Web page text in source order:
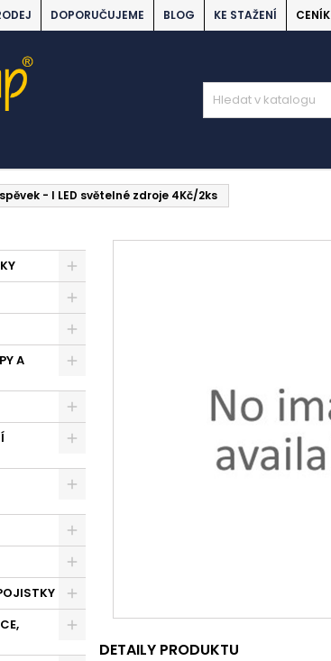
DOPORUČUJEME BLOG KE STAŽENÍ CENÍK
- I LED světelné zdroje 4Kč/2ks
A
DETAILY PRODUKTU